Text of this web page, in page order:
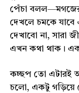
পেঁচা বলল—মগজের
দেখলে চমকে
দেখাবো না, সারা
এখন কথা থাক।
কচ্ছপ তো এটারই
চলো, একটু গড়িয়ে